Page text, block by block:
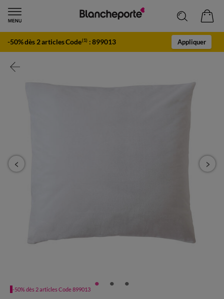
-50% dès 2 articles Code(1) :899013 Appliquer
-50% dès 2 articles Code 899013